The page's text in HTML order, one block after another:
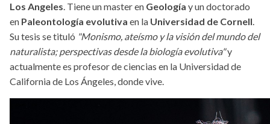
Los Angeles. Tiene un master en Geología y un doctorado
en Paleontología evolutiva en la Universidad de Cornell.
Su tesis se tituló "Monismo, ateísmo y la visión del mundo del
naturalista; perspectivas desde la biología evolutiva"y
actualmente es profesor de ciencias en la Universidad de
California de Los Ángeles, donde vive.